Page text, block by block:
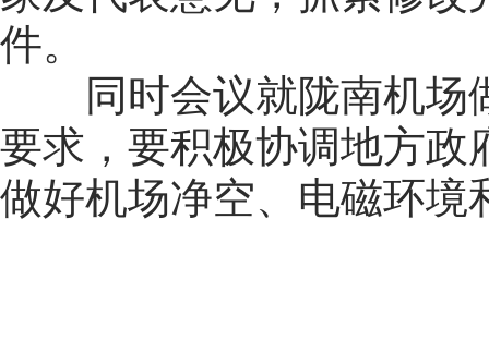
件。
同时会议就陇南机场
要求，要积极协调地方政
做好机场净空、电磁环境